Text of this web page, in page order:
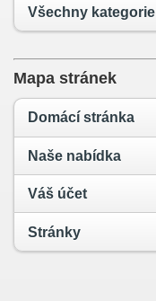
Všechny kategorie
Mapa stránek
Domácí stránka
Naše nabídka
Váš účet
Stránky